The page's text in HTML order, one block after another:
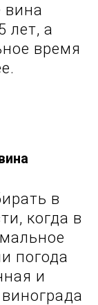
вина
лет, а
время
в
когда в
погода
и